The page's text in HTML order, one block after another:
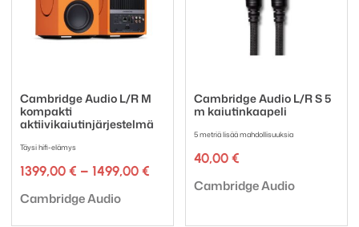
Cambridge Audio L/R M
kompakti
aktiivikaiutinjärjestelmä
Täysi hifi-elämys
1399,00 € – 1499,00 €
1399,00 €
Tuotemerkki:
Cambridge Audio
Cambridge Audio L/R S 5
m kaiutinkaapeli
5 metriä lisää mahdollisuuksia
40,00 €
Tuotemerkki:
Cambridge Audio